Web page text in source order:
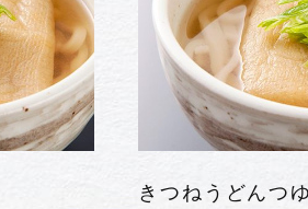
きつねうどんつゆ